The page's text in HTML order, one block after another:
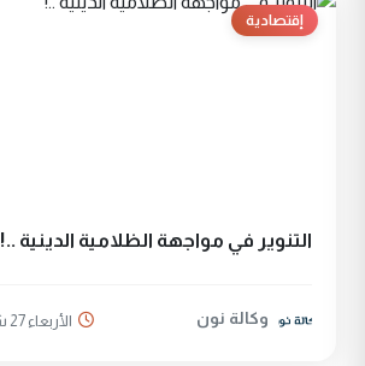
إقتصادية
التنوير في مواجهة الظلامية الدينية ..!
وكالة نون الأربعاء 27 شباط 2013